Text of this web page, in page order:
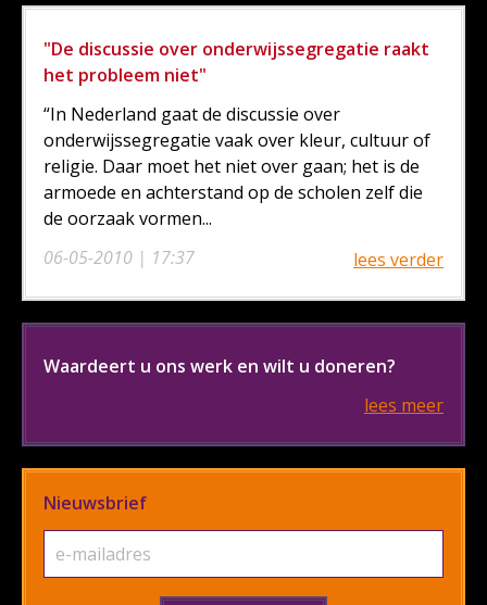
"De discussie over onderwijssegregatie raakt
het probleem niet"
06-05-2010 | 17:37
“In Nederland gaat de discussie over
onderwijssegregatie vaak over kleur, cultuur of
religie. Daar moet het niet over gaan; het is de
armoede en achterstand op de scholen zelf die
de oorzaak vormen...
lees verder
Waardeert u ons werk en wilt u doneren?
lees meer
Nieuwsbrief